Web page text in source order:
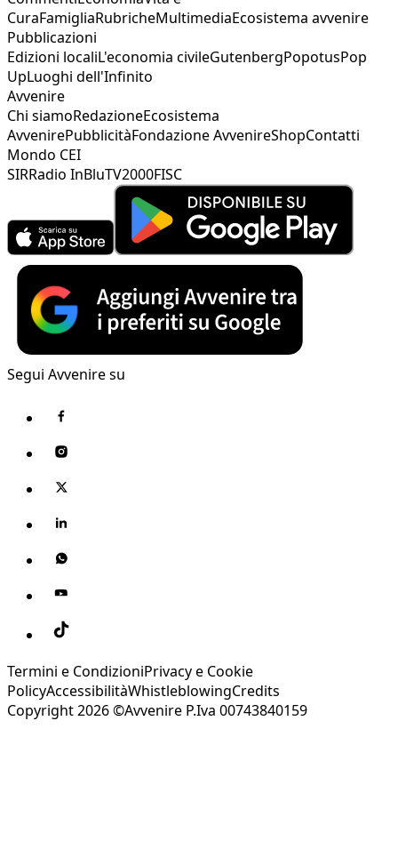
CuraFamigliaRubricheMultimediaEcosistema avvenire
Pubblicazioni
Edizioni localiL'economia civileGutenbergPopotusPop
UpLuoghi dell'Infinito
Avvenire
Chi siamoRedazioneEcosistema
AvvenirePubblicitàFondazione AvvenireShopContatti
Mondo CEI
SIRRadio InBluTV2000FISC
Segui Avvenire su
Termini e CondizioniPrivacy e Cookie
PolicyAccessibilitàWhistleblowingCredits
Copyright 2026 ©Avvenire P.Iva 00743840159